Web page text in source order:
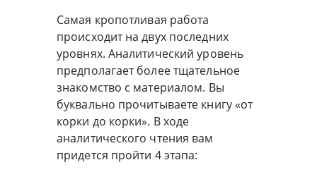
Самая кропотливая работа
происходит на двух последних
уровнях. Аналитический уровень
предполагает более тщательное
знакомство с материалом. Вы
буквально прочитываете книгу «от
корки до корки». В ходе
аналитического чтения вам
придется пройти 4 этапа: